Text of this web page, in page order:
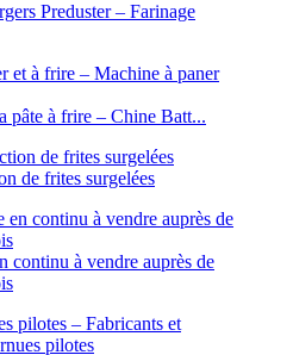
Preduster – Farinage
pâte à frire – Chine Batt...
de frites surgelées
continu à vendre auprès de